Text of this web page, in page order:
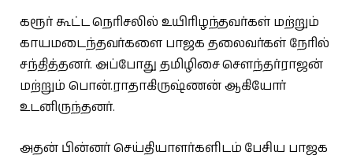
கரூர் கூட்ட நெரிசலில் உயிரிழந்தவர்கள் மற்றும்
காயமடைந்தவர்களை பாஜக தலைவர்கள் நேரில்
சந்தித்தனர். அப்போது தமிழிசை சௌந்தர்ராஜன்
மற்றும் பொன்.ராதாகிருஷ்ணன் ஆகியோர்
உடனிருந்தனர்.
அதன் பின்னர் செய்தியாளர்களிடம் பேசிய பாஜக